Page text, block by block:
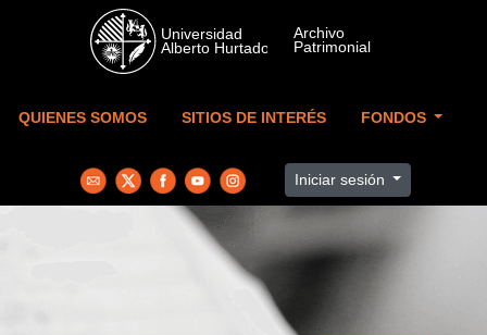
Skip to main content
QUIENES SOMOS SITIOS DE INTERÉS FONDOS
Iniciar sesión